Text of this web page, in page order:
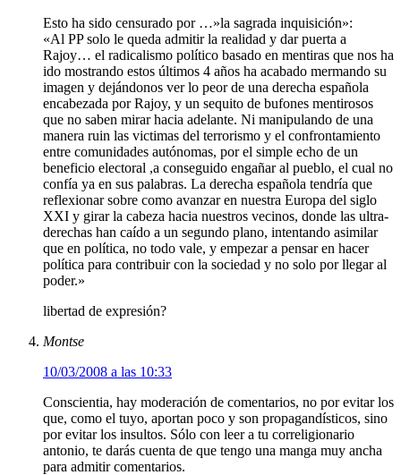
Esto ha sido censurado por …»la sagrada inquisición»:
«Al PP solo le queda admitir la realidad y dar puerta a
Rajoy… el radicalismo político basado en mentiras que nos ha
ido mostrando estos últimos 4 años ha acabado mermando su
imagen y dejándonos ver lo peor de una derecha española
encabezada por Rajoy, y un sequito de bufones mentirosos
que no saben mirar hacia adelante. Ni manipulando de una
manera ruin las victimas del terrorismo y el confrontamiento
entre comunidades autónomas, por el simple echo de un
beneficio electoral ,a conseguido engañar al pueblo, el cual no
confía ya en sus palabras. La derecha española tendría que
reflexionar sobre como avanzar en nuestra Europa del siglo
XXI y girar la cabeza hacia nuestros vecinos, donde las ultra-
derechas han caído a un segundo plano, intentando asimilar
que en política, no todo vale, y empezar a pensar en hacer
política para contribuir con la sociedad y no solo por llegar al
poder.»
libertad de expresión?
Montse
10/03/2008 a las 10:33
Conscientia, hay moderación de comentarios, no por evitar los
que, como el tuyo, aportan poco y son propagandísticos, sino
por evitar los insultos. Sólo con leer a tu correligionario
antonio, te darás cuenta de que tengo una manga muy ancha
para admitir comentarios.